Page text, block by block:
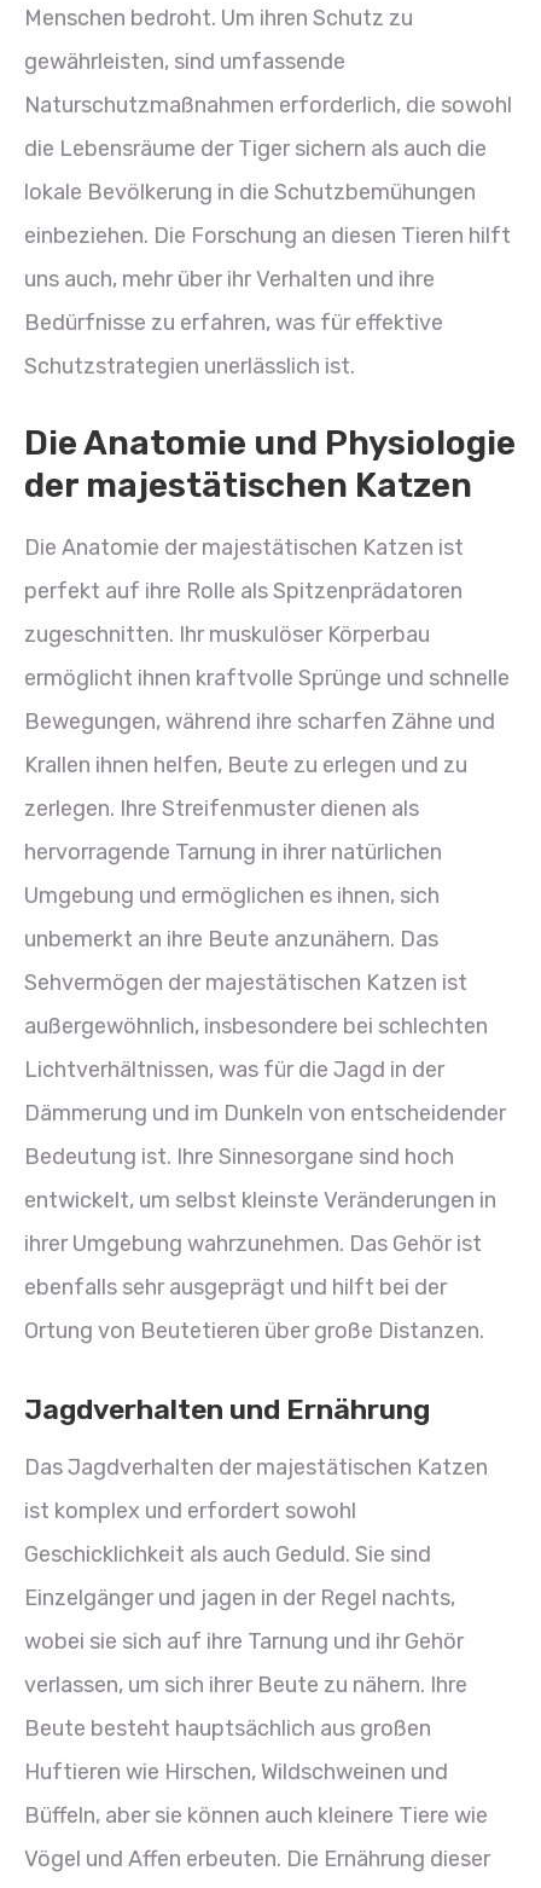
Menschen bedroht. Um ihren Schutz zu
gewährleisten, sind umfassende
Naturschutzmaßnahmen erforderlich, die sowohl
die Lebensräume der Tiger sichern als auch die
lokale Bevölkerung in die Schutzbemühungen
einbeziehen. Die Forschung an diesen Tieren hilft
uns auch, mehr über ihr Verhalten und ihre
Bedürfnisse zu erfahren, was für effektive
Schutzstrategien unerlässlich ist.
Die Anatomie und Physiologie
der majestätischen Katzen
Die Anatomie der majestätischen Katzen ist
perfekt auf ihre Rolle als Spitzenprädatoren
zugeschnitten. Ihr muskulöser Körperbau
ermöglicht ihnen kraftvolle Sprünge und schnelle
Bewegungen, während ihre scharfen Zähne und
Krallen ihnen helfen, Beute zu erlegen und zu
zerlegen. Ihre Streifenmuster dienen als
hervorragende Tarnung in ihrer natürlichen
Umgebung und ermöglichen es ihnen, sich
unbemerkt an ihre Beute anzunähern. Das
Sehvermögen der majestätischen Katzen ist
außergewöhnlich, insbesondere bei schlechten
Lichtverhältnissen, was für die Jagd in der
Dämmerung und im Dunkeln von entscheidender
Bedeutung ist. Ihre Sinnesorgane sind hoch
entwickelt, um selbst kleinste Veränderungen in
ihrer Umgebung wahrzunehmen. Das Gehör ist
ebenfalls sehr ausgeprägt und hilft bei der
Ortung von Beutetieren über große Distanzen.
Jagdverhalten und Ernährung
Das Jagdverhalten der majestätischen Katzen
ist komplex und erfordert sowohl
Geschicklichkeit als auch Geduld. Sie sind
Einzelgänger und jagen in der Regel nachts,
wobei sie sich auf ihre Tarnung und ihr Gehör
verlassen, um sich ihrer Beute zu nähern. Ihre
Beute besteht hauptsächlich aus großen
Huftieren wie Hirschen, Wildschweinen und
Büffeln, aber sie können auch kleinere Tiere wie
Vögel und Affen erbeuten. Die Ernährung dieser